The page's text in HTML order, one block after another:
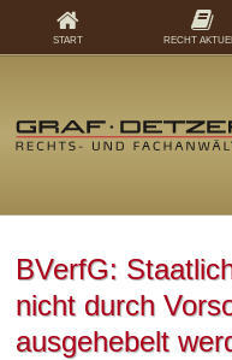
BVerfG:
nicht durch
ausgehebelt
START RECHT